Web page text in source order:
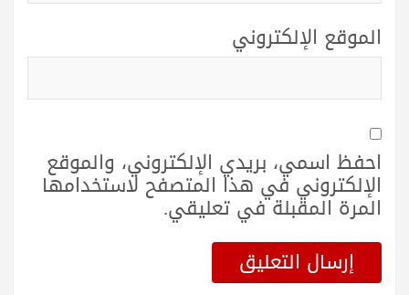
الموقع الإلكتروني
احفظ اسمي، بريدي الإلكتروني، والموقع
الإلكتروني في هذا المتصفح لاستخدامها
المرة المقبلة في تعليقي.